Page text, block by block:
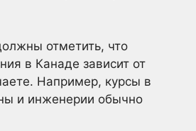
отметить, что
в Канаде зависит от
Например, курсы в
и инженерии обычно